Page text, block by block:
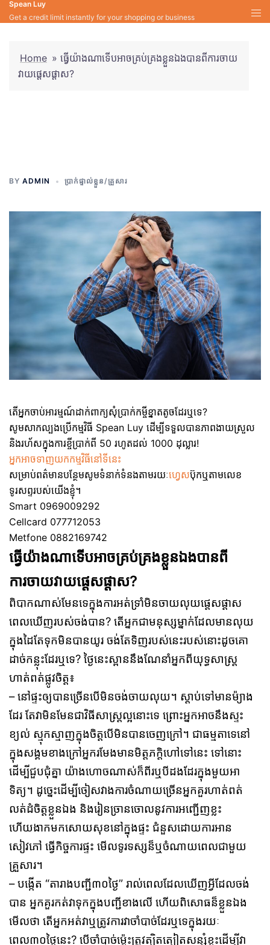
Skip
to
Spean Luy
Get a credit limit instantly for your shopping or business
Home » ធ្វើយ៉ាងណាទើបអាចគ្រប់គ្រងខ្លួនឯងបានពីការចាយ
វាយផ្ដេសផ្ដាស?
BY ADMIN ប្រាក់ផ្ទាល់ខ្លួន/គ្រួសារ
តើអ្នកចាប់អារម្មណ៍ដាក់ពាក្យសុំប្រាក់កម្ចីខ្នាតតូចដែរឬទេ?
សូមសាកល្បងប្រើកម្មវិធី Spean Luy ដើម្បីទទួលបានភាពងាយស្រួល
និងរហ័សក្នុងការខ្ចីប្រាក់ពី 50 រហូតដល់ 1000 ដុល្លារ!
អ្នកអាចទាញយកកម្មវិធីនៅទីនេះ
សម្រាប់ពត៌មានបន្ថែមសូមទំនាក់ទំនងតាមរយៈហ្វេសប៊ុកឬតាមលេខ
ទូរសព្ទរបស់យើងខ្ញុំ។
Smart 0969009292
Cellcard 077712053
Metfone 0882169742
ធ្វើយ៉ាងណាទើបអាចគ្រប់គ្រងខ្លួនឯងបានពី
ការចាយវាយផ្ដេសផ្ដាស?
ពិបាកណាស់មែនទេក្នុងការអត់ទ្រាំមិនចាយលុយផ្ដេសផ្ដាស
ពេលឃើញរបស់ចង់បាន? តើអ្នកជាមនុស្សម្នាក់ដែលមានលុយ
ក្នុងដៃតែទុកមិនបានយូរ ចង់តែទិញរបស់នេះរបស់នោះដូចគោ
ដាច់កន្លុះដែរឬទេ? ថ្ងៃនេះស្ពាននឹងណែនាំអ្នកពីយុទ្ធសាស្រ្ត
ហាត់ពត់ផ្លូវចិត្ត៖
– នៅផ្ទះឲ្យបានច្រើនបើមិនចង់ចាយលុយ។ ស្ដាប់ទៅមានម៉្យាង
ដែរ តែវាមិនមែនជាវិធីសាស្រ្តល្អនោះទេ ព្រោះអ្នកអាចនឹងស្ទះ
ខ្យល់ ស្មុកស្មាញក្នុងចិត្តបើមិនបានចេញក្រៅ។ ជាធម្មតាទេនៅ
ក្នុងសង្គមខាងក្រៅអ្នករមែងមានមិត្តភក្តិហៅទៅនេះ ទៅនោះ
ដើម្បីជួបជុំគ្នា យ៉ាងហោចណាស់ក៏ពីរឬបីដងដែរក្នុងមួយអា
ទិត្យ។ ដូច្នេះដើម្បីចៀសវាងការចំណាយច្រើនអ្នកគួរហាត់ពត់
លត់ដំចិត្តខ្លួនឯង និងរៀនច្រានចោលនូវការអញ្ជើញខ្លះ
ហើយងាកមកសោយសុខនៅក្នុងផ្ទះ ជំនួសដោយការអាន
សៀវភៅ ធ្វើកិច្ចការផ្ទះ មើលទូរទស្សន៏ឬចំណាយពេលជាមួយ
គ្រួសារ។
– បង្កើត “តារាងបញ្ជី៣០ថ្ងៃ” រាល់ពេលដែលឃើញអ្វីដែលចង់
បាន អ្នកគួរកត់វាទុកក្នុងបញ្ជីខាងលើ ហើយពិសោធន៏ខ្លួនឯង
មើលថា តើអ្នកអត់វាឬត្រូវការវាចាំបាច់ដែរឬទេក្នុងរយៈ
ពេល៣០ថ្ងៃនេះ? បើចាំបាច់ម្ល៉េះត្រូវត្បិតត្បៀតសន្សំខ្លះដើម្បីវា